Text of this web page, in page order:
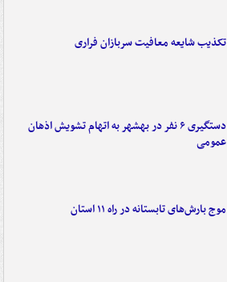
تکذیب شایعه معافیت سربازان فراری
دستگیری ۶ نفر در بهشهر به اتهام تشویش اذهان
عمومی
موج بارش‌های تابستانه در راه ۱۱ استان